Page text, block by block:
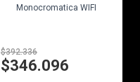
Monocromatica WIFI
$392.336
$346.096